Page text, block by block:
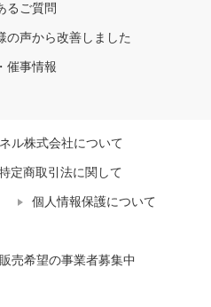
るご質問
の声から改善しました
催事情報
ル株式会社について
定商取引法に関して
個人情報保護について
売希望の事業者募集中